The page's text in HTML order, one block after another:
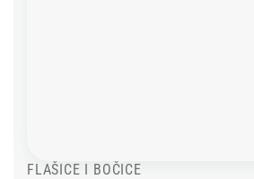
FLAŠICE I BOČICE